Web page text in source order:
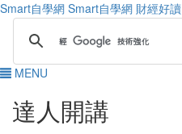
Smart自學網 Smart自學網 財經好讀
MENU
達人開講